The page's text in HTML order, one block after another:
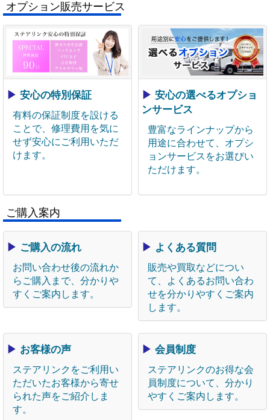
オプション販売サービス
▶ 安心の特別保証
有料の保証制度を設ける
ことで、修理費用を気に
せず安心にご利用いただ
けます。
▶ 安心の選べるオプショ
ンサービス
豊富なラインナップから
用途に合わせて、オプシ
ョンサービスをお選びい
ただけます。
ご購入案内
▶ ご購入の流れ
お問い合わせ後の流れか
らご購入まで、分かりや
すくご案内します。
▶ よくある質問
販売や買取などについ
て、よくあるお問い合わ
せを分かりやすくご案内
します。
▶ お客様の声
ステアリンクをご利用い
ただいたお客様から寄せ
られた声をご紹介しま
す。
▶ 会員制度
ステアリンクのお得な会
員制度について、分かり
やすくご案内します。